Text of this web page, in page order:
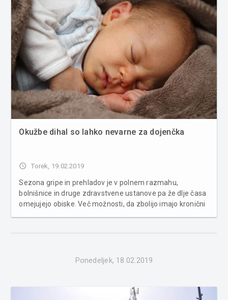
Okužbe dihal so lahko nevarne za dojenčka
access_time Torek, 19.02.2019
Sezona gripe in prehladov je v polnem razmahu,
bolnišnice in druge zdravstvene ustanove pa že dlje časa
omejujejo obiske. Več možnosti, da zbolijo imajo kronični
Ponedeljek, 18.02.2019